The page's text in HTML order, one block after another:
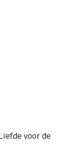
voor de